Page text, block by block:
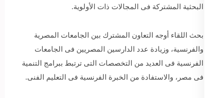
البحثية المشتركة فى المجالات ذات الأولوية.
بحث اللقاء أوجه التعاون المشترك بين الجامعات المصرية
والفرنسية، وزيادة عدد الدارسين المصريين فى الجامعات
الفرنسية فى العديد من التخصصات التى ترتبط ببرامج التنمية
فى مصر، والاستفادة من الخبرة الفرنسية فى التعليم الفنى.